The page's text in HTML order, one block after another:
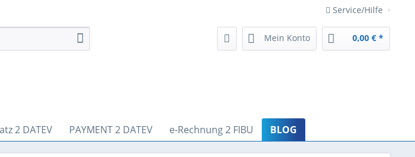
Service/Hilfe
Mein Konto 0,00 € *
2 DATEV PAYMENT 2 DATEV e-Rechnung 2 FIBU BLOG